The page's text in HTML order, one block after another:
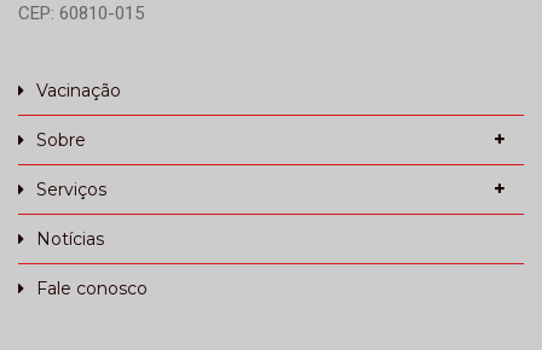
CEP: 60810-015
Vacinação
Sobre
Serviços
Notícias
Fale conosco